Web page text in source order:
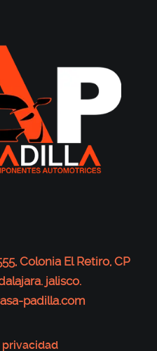
Colonia El Retiro, CP
jalisco.
padilla.com